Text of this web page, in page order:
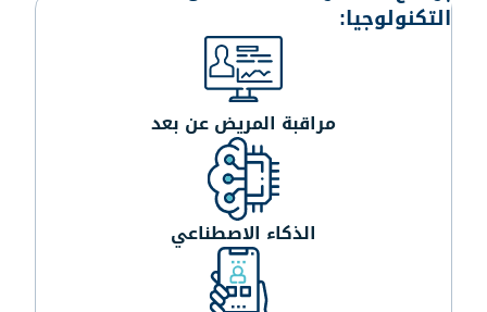
التكنولوجيا:
مراقبة المريض عن بعد
الذكاء الاصطناعي